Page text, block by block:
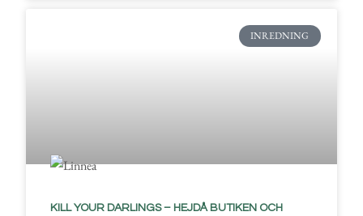
INREDNING
KILL YOUR DARLINGS – HEJDÅ BUTIKEN OCH